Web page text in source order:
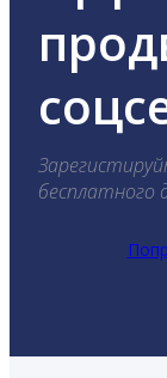
бесплатного